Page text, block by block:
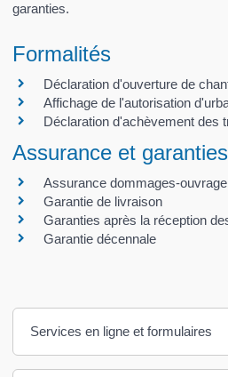
garanties.
Formalités
Déclaration d'ouverture de
Affichage de l'autorisation
Déclaration d'achèvement des
Assurance et garanties
Assurance dommages-ouvrage
Garantie de livraison
Garanties après la réception
Garantie décennale
Services en ligne et formulaires